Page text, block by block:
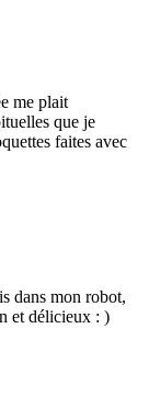
me plait
que je
faites avec
dans mon robot,
et délicieux : )